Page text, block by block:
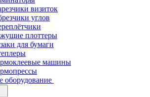
визиток
углов
плоттеры
для бумаги
машины
оборудование